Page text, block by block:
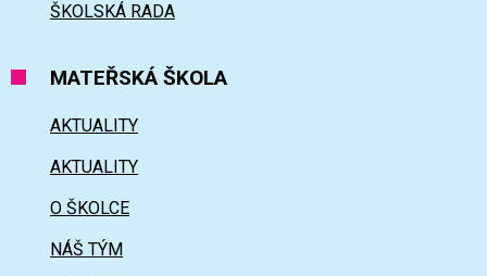
ŠKOLSKÁ RADA
MATEŘSKÁ ŠKOLA
AKTUALITY
AKTUALITY
O ŠKOLCE
NÁŠ TÝM